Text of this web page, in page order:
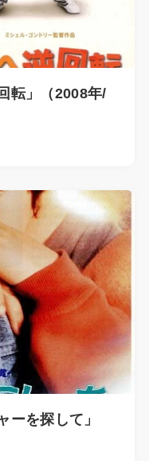
転」（2008年/
ーを探して」